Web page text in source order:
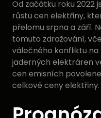
Od začátku roku 2022
růstu cen elektřiny,
přelomu srpna a září.
tomuto zdražování,
válečného konfliktu na
jaderných elektráren
cen emisních
celkové ceny elektřiny.